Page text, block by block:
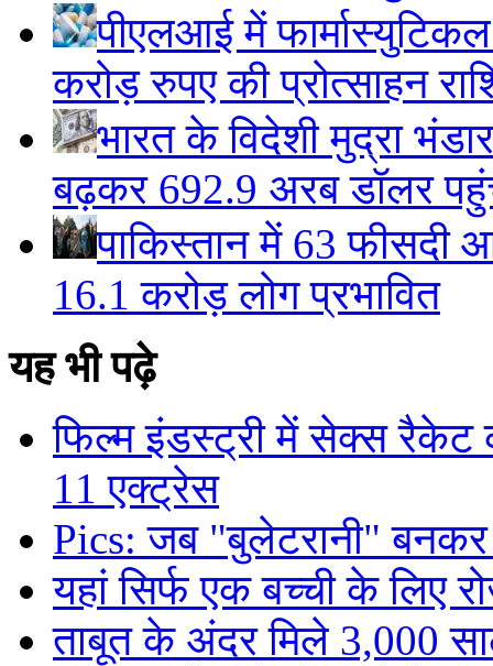
पीएलआई में
करोड़ रुपए की प्रोत्साहन
भारत के विदेशी मुद्रा
बढ़कर 692.9 अरब डॉलर
पाकिस्तान में 63 फीसदी
16.1 करोड़ लोग प्रभावित
यह भी पढ़े
फिल्म इंडस्ट्री में सेक्स रैकेट
11 एक्ट्रेस
Pics: जब "बुलेटरानी"
यहां सिर्फ एक बच्ची के लिए
ताबूत के अंदर मिले 3,000